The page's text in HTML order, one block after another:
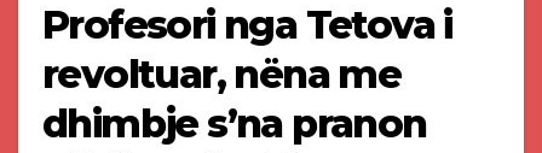
Profesori nga Tetova i
revoltuar, nëna me
dhimbje s’na pranon